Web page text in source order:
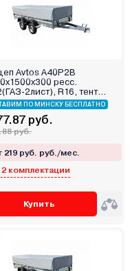
Avtos A40P2B
ресс.
2лист), R16, тент
2ос)ПО МИНСКУ БЕСПЛАТНО
руб.
руб.
219 руб. руб./мес.
комплектации
Купить